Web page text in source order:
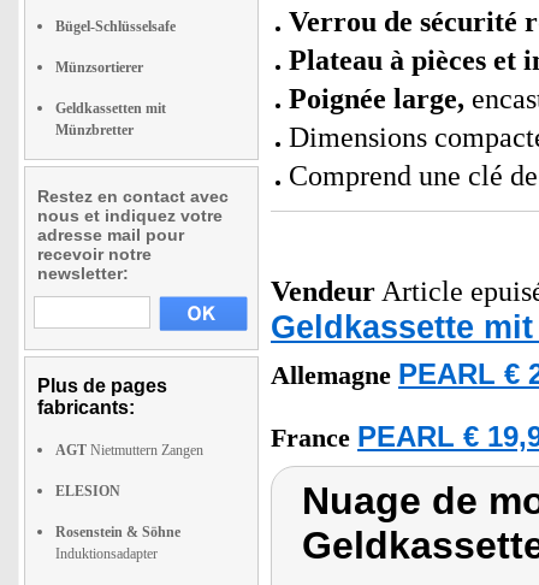
Bügel-Schlüsselsafe
Münzsortierer
Geldkassetten mit
Münzbretter
Restez en contact avec
nous et indiquez votre
adresse mail pour
recevoir notre
newsletter:
Plus de pages
fabricants:
AGT Nietmuttern Zangen
ELESION
Rosenstein & Söhne
Induktionsadapter
Verrou de sécurité
Plateau à pièces et
Poignée large,
Dimensions
Comprend une clé
Vendeur Article
Geldkassette
Allemagne PEARL €
France PEARL €
Nuage de